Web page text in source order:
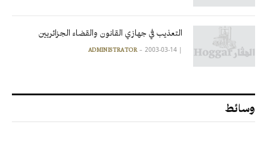
التعذيب في جهازي القانون والقضاء الجزائريين
|
ADMINISTRATOR 2003-03-14
وسائط